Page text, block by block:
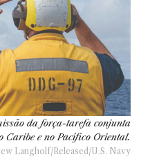
da força-tarefa conjunta
Caribe e no Pacífico Oriental.
Langholf/Released/U.S. Navy